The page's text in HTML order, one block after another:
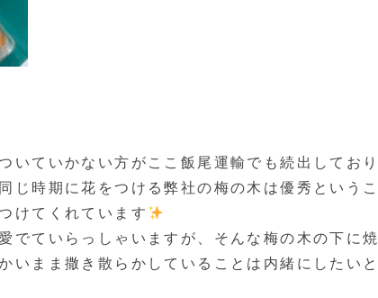
いていかない方がここ飯尾運輸でも続出しており
じ時期に花をつける弊社の梅の木は優秀という
けてくれています
でていらっしゃいますが、そんな梅の木の下に
いまま撒き散らかしていることは内緒にしたい